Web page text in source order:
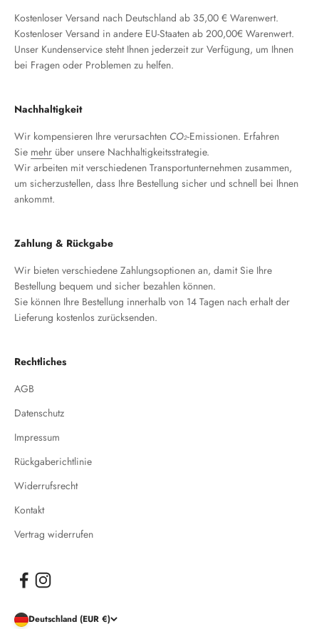
Kostenloser Versand nach Deutschland ab 35,00 € Warenwert.
Kostenloser Versand in andere EU-Staaten ab 200,00€ Warenwert.
Unser Kundenservice steht Ihnen jederzeit zur Verfügung, um Ihnen
bei Fragen oder Problemen zu helfen.
Nachhaltigkeit
Wir kompensieren Ihre verursachten CO₂-Emissionen. Erfahren
Sie mehr über unsere Nachhaltigkeitsstrategie.
Wir arbeiten mit verschiedenen Transportunternehmen zusammen,
um sicherzustellen, dass Ihre Bestellung sicher und schnell bei Ihnen
ankommt.
Zahlung & Rückgabe
Wir bieten verschiedene Zahlungsoptionen an, damit Sie Ihre
Bestellung bequem und sicher bezahlen können.
Sie können Ihre Bestellung innerhalb von 14 Tagen nach erhalt der
Lieferung kostenlos zurücksenden.
Rechtliches
AGB
Datenschutz
Impressum
Rückgaberichtlinie
Widerrufsrecht
Kontakt
Vertrag widerrufen
Deutschland (EUR €)